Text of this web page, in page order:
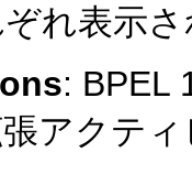
れ表示
: BPEL
アクテ